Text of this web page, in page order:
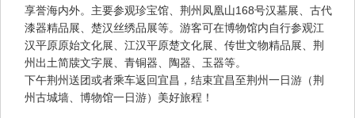
享誉海内外。主要参观珍宝馆、荆州凤凰山168号汉墓展、古代
漆器精品展、楚汉丝绣品展等。游客可在博物馆内自行参观江
汉平原原始文化展、江汉平原楚文化展、传世文物精品展、荆
州出土简牍文字展、青铜器、陶器、玉器等。
下午荆州送团或者乘车返回宜昌，结束宜昌至荆州一日游（荆
州古城墙、博物馆一日游）美好旅程！